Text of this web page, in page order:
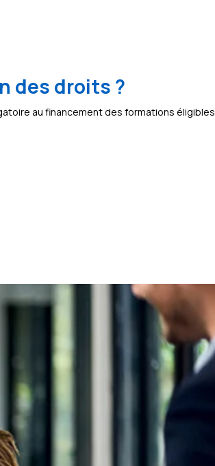
des droits ?
au financement des formations éligibles